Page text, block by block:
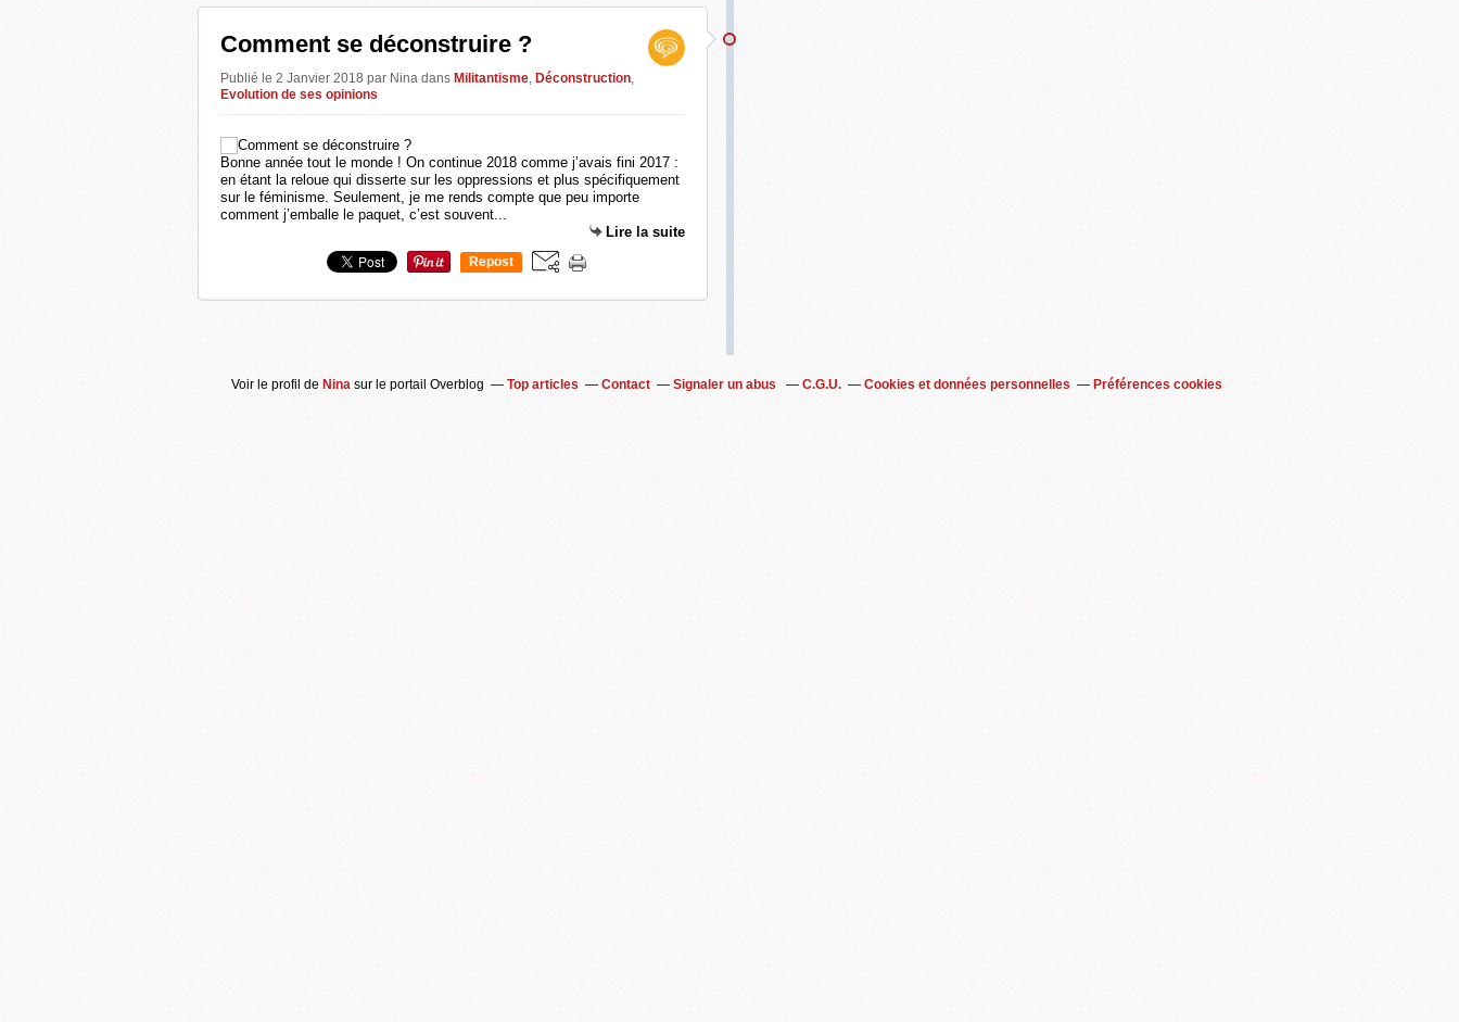
Comment se déconstruire ?
Publié le 2 Janvier 2018 par Nina dans Militantisme, Déconstruction,
Evolution de ses opinions
Bonne année tout le monde ! On continue 2018 comme j’avais fini 2017 :
en étant la reloue qui disserte sur les oppressions et plus spécifiquement
sur le féminisme. Seulement, je me rends compte que peu importe
comment j’emballe le paquet, c’est souvent...
Lire la suite
Repost
Voir le profil de Ninasur le portail Overblog Top articles Contact Signaler un abus C.G.U. Cookies et données personnelles Préférences cookies